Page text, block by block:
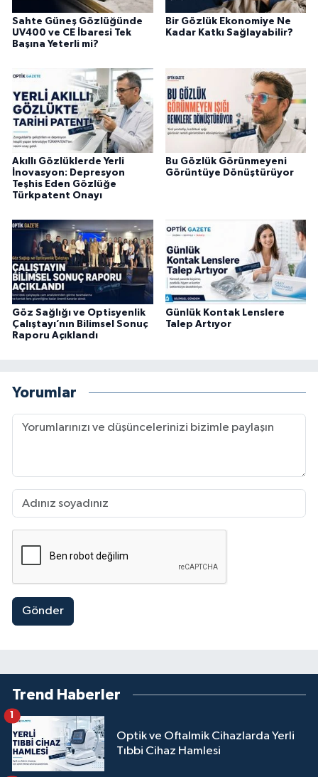
Sahte Güneş Gözlüğünde
UV400 ve CE İbaresi Tek
Başına Yeterli mi?
Bir Gözlük Ekonomiye Ne
Kadar Katkı Sağlayabilir?
Akıllı Gözlüklerde Yerli
İnovasyon: Depresyon
Teşhis Eden Gözlüğe
Türkpatent Onayı
Bu Gözlük Görünmeyeni
Görüntüye Dönüştürüyor
Göz Sağlığı ve Optisyenlik
Çalıştayı’nın Bilimsel Sonuç
Raporu Açıklandı
Günlük Kontak Lenslere
Talep Artıyor
Yorumlar
Gönder
Trend Haberler
Optik ve Oftalmik Cihazlarda Yerli
Tıbbi Cihaz Hamlesi
1